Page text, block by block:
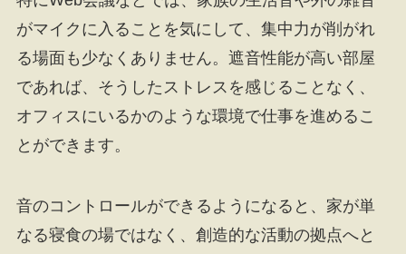
がマイクに入ることを気にして、集中力が削がれ
る場面も少なくありません。遮音性能が高い部屋
であれば、そうしたストレスを感じることなく、
オフィスにいるかのような環境で仕事を進めるこ
とができます。
音のコントロールができるようになると、家が単
なる寝食の場ではなく、創造的な活動の拠点へと